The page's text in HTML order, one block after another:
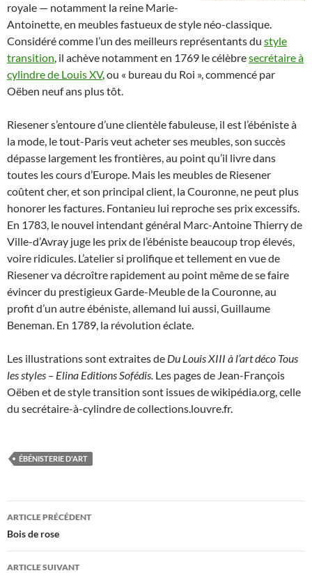
royale — notamment la reine Marie-
Antoinette,en meubles fastueux de style néo-classique.
Considéré comme l’un des meilleurs représentants du style
transition, il achève notamment en 1769 le célèbresecrétaire à
cylindre de Louis XV, ou « bureau du Roi », commencé par
Oëben neuf ans plus tôt.
Riesener s’entoure d’une clientèle fabuleuse, il est l’ébéniste à
la mode, le tout-Paris veut acheter ses meubles, son succès
dépasse largement les frontières, au point qu’il livre dans
toutes les cours d’Europe. Mais les meubles de Riesener
coûtent cher, et son principal client, la Couronne, ne peut plus
honorer les factures. Fontanieu lui reproche ses prix excessifs.
En 1783, le nouvel intendant général Marc-Antoine Thierry de
Ville-d’Avray juge les prix de l’ébéniste beaucoup trop élevés,
voire ridicules. L’atelier si prolifique et tellement en vue de
Riesener va décroître rapidement au point même de se faire
évincer du prestigieux Garde-Meuble de la Couronne, au
profit d’un autre ébéniste, allemand lui aussi, Guillaume
Beneman. En 1789, la révolution éclate.
Les illustrations sont extraites de Du Louis XIII à l’art déco Tous
les styles – Elina Editions Sofédis. Les pages de Jean-François
Oëben et de style transition sont issues de wikipédia.org, celle
du secrétaire-à-cylindre de collections.louvre.fr.
ÉBÉNISTERIE D'ART
Navigation
des
articles
ARTICLE PRÉCÉDENT
Bois de rose
ARTICLE SUIVANT